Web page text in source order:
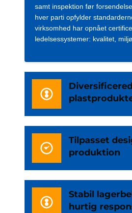
samt inspektion før
hver parti opfylder
virksomhed har opnået
ledelsessystemer: kvalitet,
Tilpasset
produktion
Stabil
hurtig